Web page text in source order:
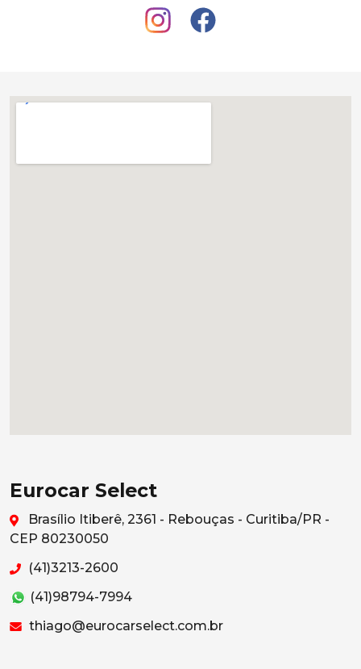
Eurocar Select
Brasílio Itiberê, 2361 - Rebouças - Curitiba/PR -
CEP 80230050
(41)3213-2600
(41)98794-7994
thiago@eurocarselect.com.br